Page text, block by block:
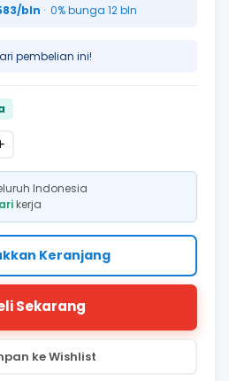
bln · 0% bunga 12 bln
pembelian ini!
Indonesia
kerja
Keranjang
Sekarang
ke Wishlist